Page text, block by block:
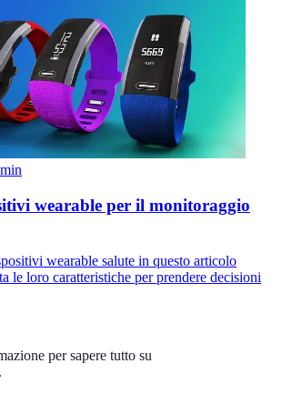
min
wearable per il monitoraggio
wearable salute in questo articolo
le loro caratteristiche per prendere decisioni
per sapere tutto su
.